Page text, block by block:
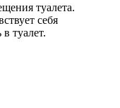
туалета.
себя
туалет.